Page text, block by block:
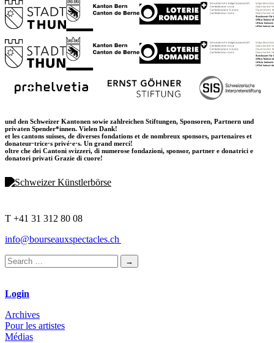
und den Schweizer Kantonen sowie zahlreichen Stiftungen, Sponsoren, Partnern und
privaten Spender*innen. Vielen Dank!
et les cantons suisses, de diverses fondations et de nombreux sponsors, partenaires et
donateur·trice·s privé·e·s. Un grand merci!
oltre che dei Cantoni svizzeri, di numerose fondazioni, sponsor, partner e donatrici e
donatori privati Grazie di cuore!
T +41 31 312 80 08
info@bourseauxspectacles.ch
Login
Archives
Pour les artistes
Médias